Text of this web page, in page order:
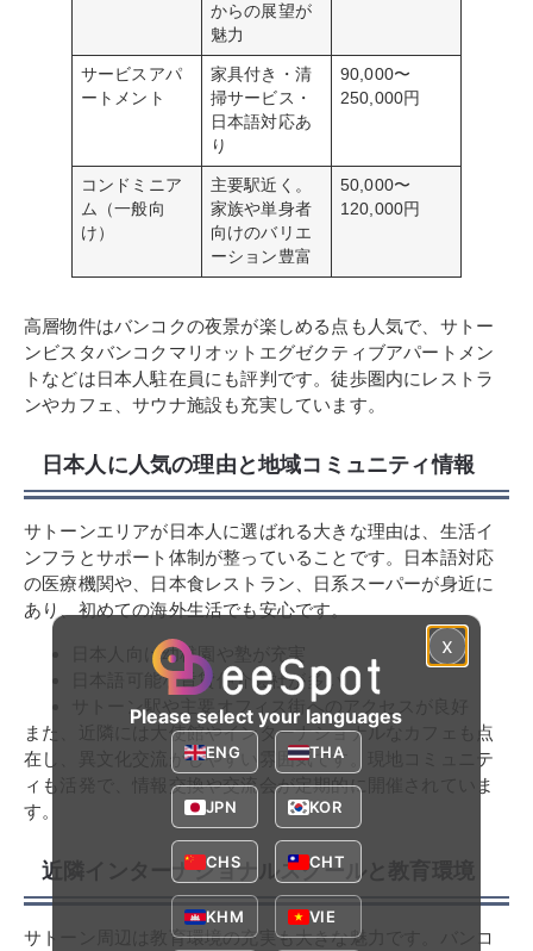
からの展望が
魅力
サービスアパ
ートメント
家具付き・清
掃サービス・
日本語対応あ
り
90,000〜
250,000円
コンドミニア
ム（一般向
け）
主要駅近く。
家族や単身者
向けのバリエ
ーション豊富
50,000〜
120,000円
高層物件はバンコクの夜景が楽しめる点も人気で、サトー
ンビスタバンコクマリオットエグゼクティブアパートメン
トなどは日本人駐在員にも評判です。徒歩圏内にレストラ
ンやカフェ、サウナ施設も充実しています。
日本人に人気の理由と地域コミュニティ情報
サトーンエリアが日本人に選ばれる大きな理由は、生活イ
ンフラとサポート体制が整っていることです。日本語対応
の医療機関や、日本食レストラン、日系スーパーが身近に
あり、初めての海外生活でも安心です。
日本人向け幼稚園や塾が充実
日本語可能な賃貸仲介会社が多い
サトーン駅や主要オフィス街へのアクセスが良好
また、近隣には大使館やインターナショナルなカフェも点
在し、異文化交流がしやすい雰囲気です。現地コミュニテ
ィも活発で、情報交換や交流会が定期的に開催されていま
す。
近隣インターナショナルスクールと教育環境
サトーン周辺は教育環境の充実も大きな魅力です。バンコ
x
Please select your languages
ENG THA
JPN KOR
CHS CHT
KHM VIE